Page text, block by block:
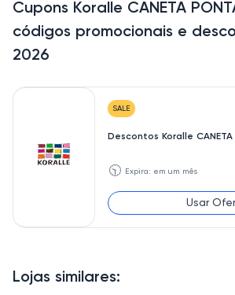
Lojas similares:
Cupons Koralle CANETA
códigos promocionais e
2026
SALE
Descontos Koralle CANETA
🕥 Expira: em um mês
Usar